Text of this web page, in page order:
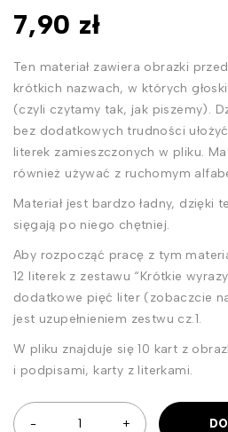
7,90 zł
Ten materiał zawiera obrazki
krótkich nazwach, w których
(czyli czytamy tak, jak piszemy).
bez dodatkowych trudności
literek zamieszczonych w pliku.
również używać z ruchomym
Materiał jest bardzo ładny, dzięki
sięgają po niego chętniej.
Aby rozpocząć pracę z tym
12 literek z zestawu “Krótkie
dodatkowe pięć liter (zobaczcie
jest uzupełnieniem zestwu cz.1.
W pliku znajduje się 10 kart z
i podpisami, karty z literkami.